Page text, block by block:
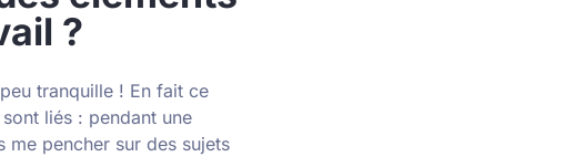
?
tranquille ! En fait ce
liés : pendant une
me pencher sur des sujets